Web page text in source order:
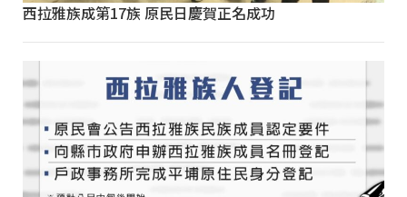
西拉雅族成第17族 原民日慶賀正名成功